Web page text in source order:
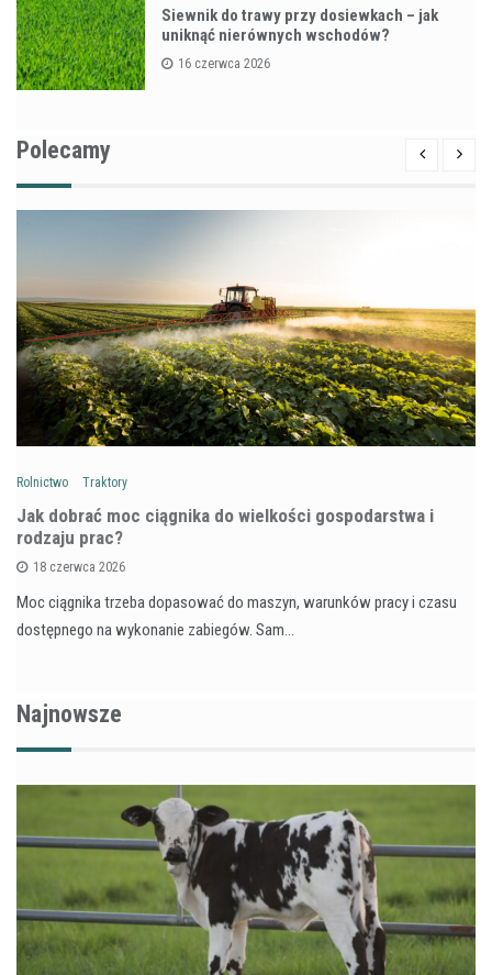
Siewnik do trawy przy dosiewkach – jak
uniknąć nierównych wschodów?
16 czerwca 2026
Polecamy
Rolnictwo Traktory
Jak dobrać moc ciągnika do wielkości gospodarstwa i
rodzaju prac?
18 czerwca 2026
Moc ciągnika trzeba dopasować do maszyn, warunków pracy i czasu
dostępnego na wykonanie zabiegów. Sam…
Najnowsze